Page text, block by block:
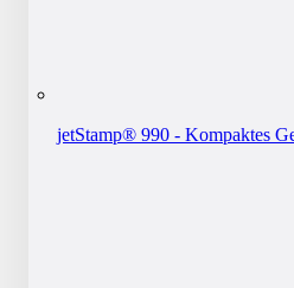
jetStamp® 990 - Kompaktes